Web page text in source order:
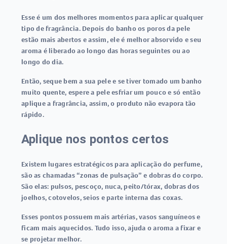
Esse é um dos melhores momentos para aplicar qualquer
tipo de fragrância. Depois do banho os poros da pele
estão mais abertos e assim, ele é melhor absorvido e seu
aroma é liberado ao longo das horas seguintes ou ao
longo do dia.
Então, seque bem a sua pele e se tiver tomado um banho
muito quente, espere a pele esfriar um pouco e só então
aplique a fragrância, assim, o produto não evapora tão
rápido.
Aplique nos pontos certos
Existem lugares estratégicos para aplicação do perfume,
são as chamadas “zonas de pulsação” e dobras do corpo.
São elas: pulsos, pescoço, nuca, peito/tórax, dobras dos
joelhos, cotovelos, seios e parte interna das coxas.
Esses pontos possuem mais artérias, vasos sanguíneos e
ficam mais aquecidos. Tudo isso, ajuda o aroma a fixar e
se projetar melhor.